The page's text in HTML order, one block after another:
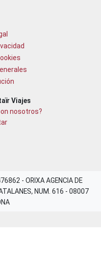
Viajes
nosotros?
- ORIXA AGENCIA DE
NUM. 616 - 08007